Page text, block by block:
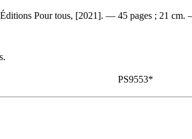
Pour tous, [2021]. — 45 pages ; 21
PS9553*